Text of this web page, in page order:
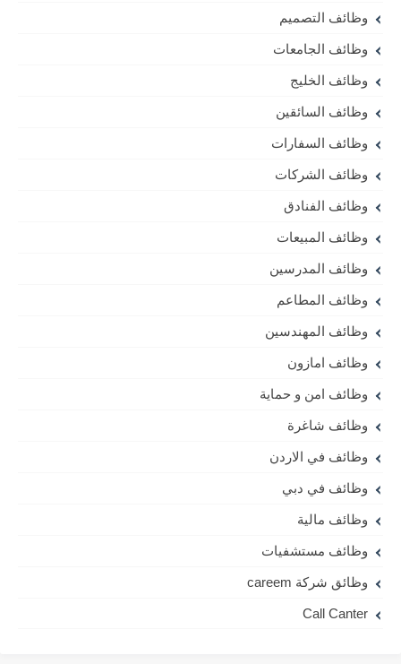
وظائف التصميم
وظائف الجامعات
وظائف الخليج
وظائف السائقين
وظائف السفارات
وظائف الشركات
وظائف الفنادق
وظائف المبيعات
وظائف المدرسين
وظائف المطاعم
وظائف المهندسين
وظائف امازون
وظائف امن و حماية
وظائف شاغرة
وظائف في الاردن
وظائف في دبي
وظائف مالية
وظائف مستشفيات
وظائق شركة careem
Call Canter